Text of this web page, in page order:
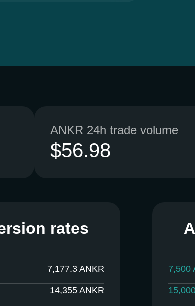
ANKR 24h trade volume
$56.98
rates
7,177.3 ANKR
14,355 ANKR
7,500